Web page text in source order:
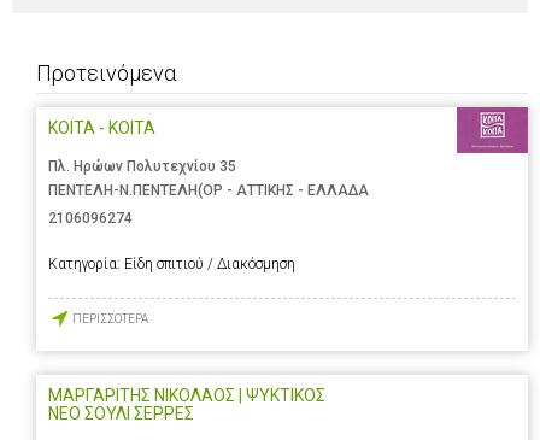
Προτεινόμενα
ΚΟΙΤΑ - ΚΟΙΤΑ
Πλ. Ηρώων Πολυτεχνίου 35
ΠΕΝΤΕΛΗ-Ν.ΠΕΝΤΕΛΗ(ΟΡ - ΑΤΤΙΚΗΣ - ΕΛΛΑΔΑ
2106096274
Κατηγορία: Είδη σπιτιού / Διακόσμηση
ΠΕΡΙΣΣΟΤΕΡΑ
ΜΑΡΓΑΡΙΤΗΣ ΝΙΚΟΛΑΟΣ | ΨΥΚΤΙΚΟΣ
ΝΕΟ ΣΟΥΛΙ ΣΕΡΡΕΣ